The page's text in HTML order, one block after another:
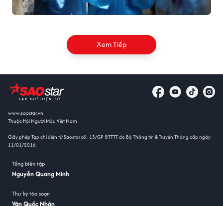
Xem Tiếp
www.saostar.vn
Thuộc Hội Người Mẫu Việt Nam
Giấy phép Tạp chí điện tử Saostar số: 13/GP-BTTTT do Bộ Thông tin & Truyền Thông cấp ngày
11/01/2016
Tổng biên tập
Nguyễn Quang Minh
Thư ký tòa soạn
Văn Quốc Nhân